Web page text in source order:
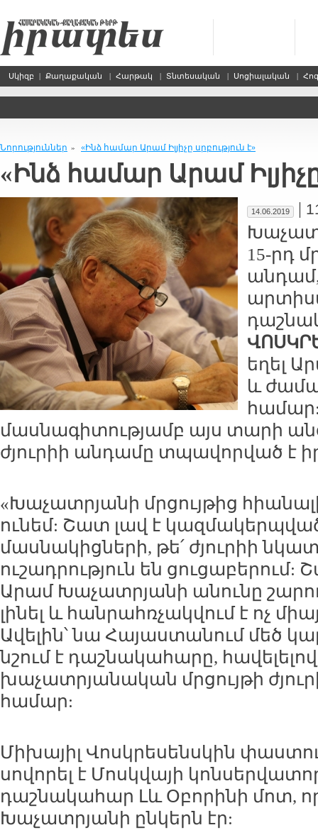
Սկիզբ | Քաղաքական | Հարթակ | Տնտեսական | Սոցիալական |
Նորություններ » «Ինձ համար Արամ Իլյիչը սրբություն է»
«Ինձ համար Արամ Իլյիչը
14.06.2019 |
15-րդ
եղել
և
մասնագիտությամբ այս տարի
ժյուրիի անդամը տպավորված է
«Խաչատրյանի մրցույթից
ունեմ: Շատ լավ է կազմակերպված,
մասնակիցների, թե՛ ժյուրիի
ուշադրություն են ցուցաբերում:
Արամ Խաչատրյանի անունը
լինել և հանրահռչակվում է ոչ
Ավելին՝ նա Հայաստանում մեծ
նշում է դաշնակահարը,
խաչատրյանական մրցույթի
համար:
Միխայիլ Վոսկրեսենսկին
սովորել է Մոսկվայի
դաշնակահար Լև Օբորինի մոտ,
Խաչատրյանի ընկերն էր: